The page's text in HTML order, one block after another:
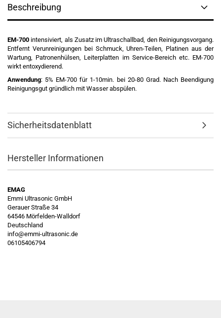
Beschreibung
EM-700 intensiviert, als Zusatz im Ultraschallbad, den Reinigungsvorgang.
Entfernt Verunreinigungen bei Schmuck, Uhren-Teilen, Platinen aus der
Wartung, Patronenhülsen, Leiterplatten im Service-Bereich etc. EM-700
wirkt entoxydierend.
Anwendung: 5% EM-700 für 1-10min. bei 20-80 Grad. Nach Beendigung
Reinigungsgut gründlich mit Wasser abspülen.
Sicherheitsdatenblatt
Hersteller Informationen
EMAG
Emmi Ultrasonic GmbH
Gerauer Straße 34
64546 Mörfelden-Walldorf
Deutschland
info@emmi-ultrasonic.de
06105406794